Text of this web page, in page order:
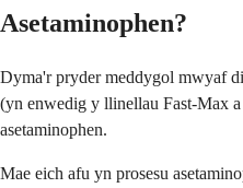
Asetaminophen?
Dyma'r pryder meddygol mwyaf
(yn enwedig y llinellau Fast-Max
asetaminophen.
Mae eich afu yn prosesu